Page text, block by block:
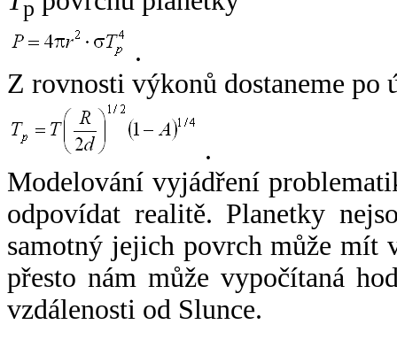
p
.
Z rovnosti výkonů dostaneme po
.
Modelování vyjádření
odpovídat realitě. Planetky
samotný jejich povrch může mít
přesto nám může vypočítaná
vzdálenosti od Slunce.